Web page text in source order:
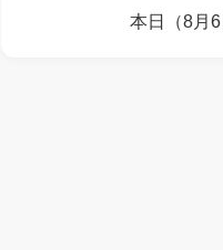
本日（8月